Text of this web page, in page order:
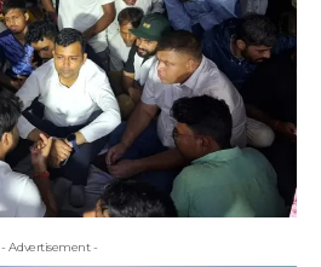
- Advertisement -